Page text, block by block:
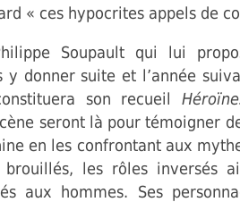
« ces hypocrites appels de
Soupault qui lui
y donner suite et l’année
son recueil
seront là pour témoigner
en les confrontant aux
les rôles inversés
aux hommes. Ses